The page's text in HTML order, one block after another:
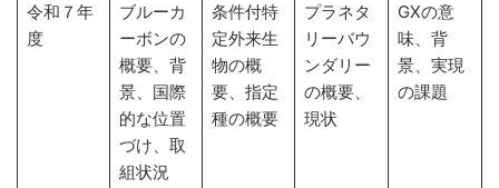
令和７年
度
ブルーカ
ーボンの
概要、背
景、国際
的な位置
づけ、取
組状況
条件付特
定外来生
物の概
要、指定
種の概要
プラネタ
リーバウ
ンダリー
の概要、
現状
GXの意
味、背
景、実現
の課題